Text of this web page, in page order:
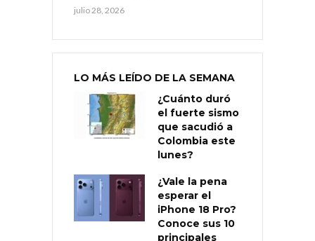
julio 28, 2026
LO MÁS LEÍDO DE LA SEMANA
¿Cuánto duró
el fuerte sismo
que sacudió a
Colombia este
lunes?
¿Vale la pena
esperar el
iPhone 18 Pro?
Conoce sus 10
principales